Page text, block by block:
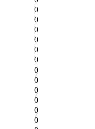
0
0
0
0
0
0
0
0
0
0
0
0